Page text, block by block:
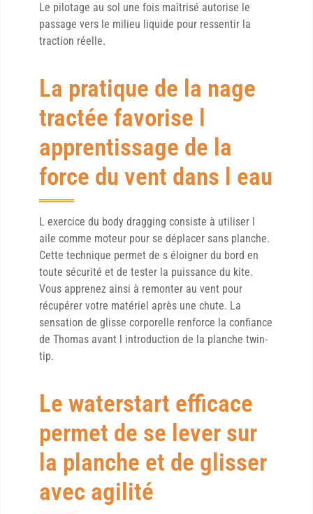
Le pilotage au sol une fois maîtrisé autorise le
passage vers le milieu liquide pour ressentir la
traction réelle.
La pratique de la nage
tractée favorise l
apprentissage de la
force du vent dans l eau
L exercice du body dragging consiste à utiliser l
aile comme moteur pour se déplacer sans planche.
Cette technique permet de s éloigner du bord en
toute sécurité et de tester la puissance du kite.
Vous apprenez ainsi à remonter au vent pour
récupérer votre matériel après une chute. La
sensation de glisse corporelle renforce la confiance
de Thomas avant l introduction de la planche twin-
tip.
Le waterstart efficace
permet de se lever sur
la planche et de glisser
avec agilité